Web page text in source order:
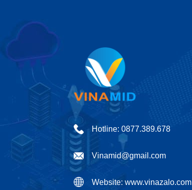
Hotline: 0877.389.678
Vinamid@gmail.com
Website: www.vinazalo.com